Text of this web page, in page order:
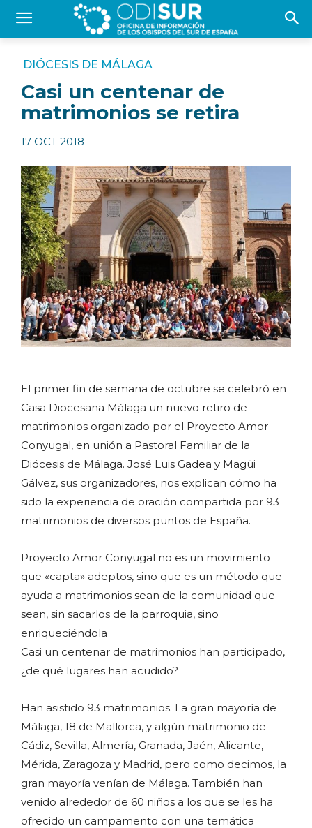
DIÓCESIS DE MÁLAGA
Casi un centenar de
matrimonios se retira
17 OCT 2018
El primer fin de semana de octubre se celebró en
Casa Diocesana Málaga un nuevo retiro de
matrimonios organizado por el Proyecto Amor
Conyugal, en unión a Pastoral Familiar de la
Diócesis de Málaga. José Luis Gadea y Magüi
Gálvez, sus organizadores, nos explican cómo ha
sido la experiencia de oración compartida por 93
matrimonios de diversos puntos de España.
Proyecto Amor Conyugal no es un movimiento
que «capta» adeptos, sino que es un método que
ayuda a matrimonios sean de la comunidad que
sean, sin sacarlos de la parroquia, sino
enriqueciéndola
Casi un centenar de matrimonios han participado,
¿de qué lugares han acudido?
Han asistido 93 matrimonios. La gran mayoría de
Málaga, 18 de Mallorca, y algún matrimonio de
Cádiz, Sevilla, Almería, Granada, Jaén, Alicante,
Mérida, Zaragoza y Madrid, pero como decimos, la
gran mayoría venían de Málaga. También han
venido alrededor de 60 niños a los que se les ha
ofrecido un campamento con una temática